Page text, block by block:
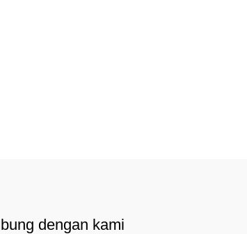
dengan kami